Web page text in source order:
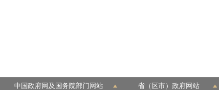
中国政府网及国务院部门网站 省（区市）政府网站